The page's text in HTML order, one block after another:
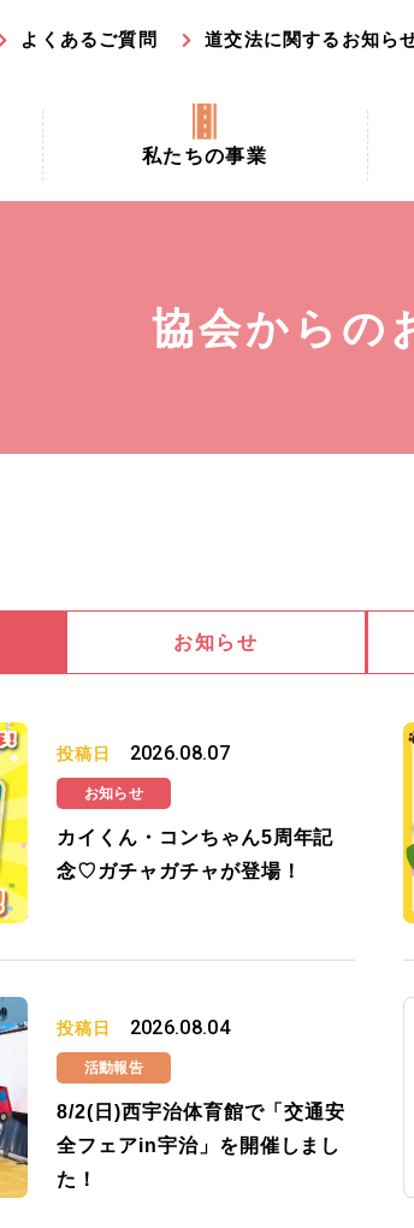
よくあるご質問 道交法に関するお知ら
私たちの事業
京都府交通安全活動推進センター事業
交通安全協力金の活用事業
協会からの
お知らせ
投稿日 2026.08.07
お知らせ
カイくん・コンちゃん5周年記
念♡ガチャガチャが登場！
投稿日 2026.08.04
活動報告
8/2(日)西宇治体育館で「交通安
全フェアin宇治」を開催しまし
た！